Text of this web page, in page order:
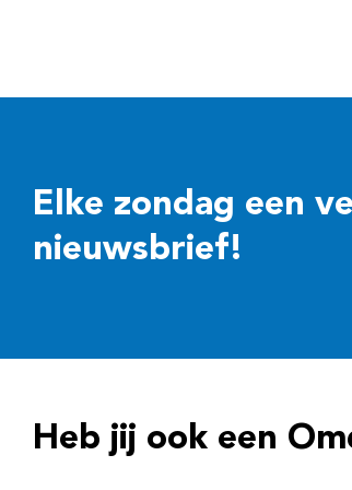
Elke zondag een
nieuwsbrief!
Heb jij ook een